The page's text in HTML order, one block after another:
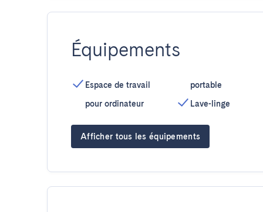
Équipements
Espace de travail
pour ordinateur
portable
Lave-linge
Afficher tous les équipements